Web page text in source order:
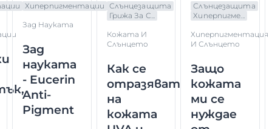
Хиперпигментации
Зад Науката
Зад
науката
- Eucerin
Anti-
Pigment
Слънцезащита
Грижа За С...
Кожата И
Слънцето
Как се
отразяват
на
кожата
Слънцезащита
Хиперпигме...
Хиперпигментация
И Слънцето
Защо
кожата
ми се
нуждае